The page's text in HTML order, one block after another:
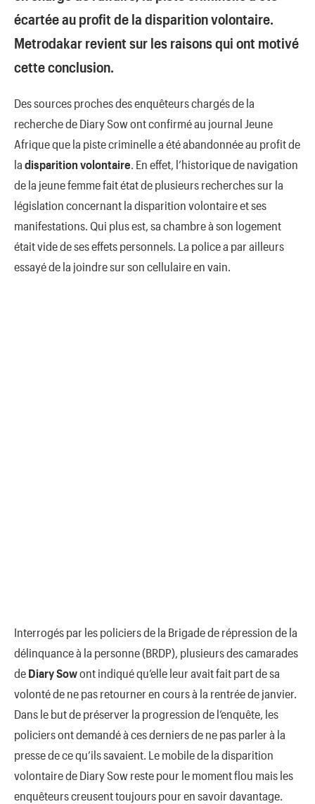
écartée au profit de la disparition volontaire.
Metrodakar revient sur les raisons qui ont motivé
cette conclusion.
Des sources proches des enquêteurs chargés de la
recherche de Diary Sow ont confirmé au journal Jeune
Afrique que la piste criminelle a été abandonnée au profit de
la disparition volontaire . En effet, l’historique de navigation
de la jeune femme fait état de plusieurs recherches sur la
législation concernant la disparition volontaire et ses
manifestations. Qui plus est, sa chambre à son logement
était vide de ses effets personnels. La police a par ailleurs
essayé de la joindre sur son cellulaire en vain.
Interrogés par les policiers de la Brigade de répression de la
délinquance à la personne (BRDP), plusieurs des camarades
de Diary Sowont indiqué qu’elle leur avait fait part de sa
volonté de ne pas retourner en cours à la rentrée de janvier.
Dans le but de préserver la progression de l’enquête, les
policiers ont demandé à ces derniers de ne pas parler à la
presse de ce qu’ils savaient. Le mobile de la disparition
volontaire de Diary Sow reste pour le moment flou mais les
enquêteurs creusent toujours pour en savoir davantage.